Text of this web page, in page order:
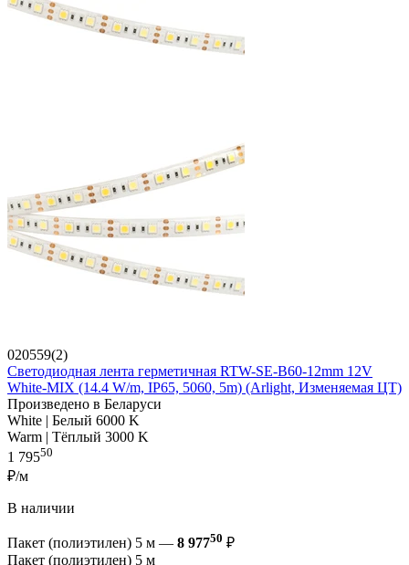
020559(2)
Светодиодная лента герметичная RTW-SE-B60-12mm 12V
White-MIX (14.4 W/m, IP65, 5060, 5m) (Arlight, Изменяемая ЦТ)
Произведено в Беларуси
White | Белый 6000 K
Warm | Тёплый 3000 K
1 79550
₽/м
В наличии
Пакет (полиэтилен) 5 м — 8 97750 ₽
Пакет (полиэтилен) 5 м